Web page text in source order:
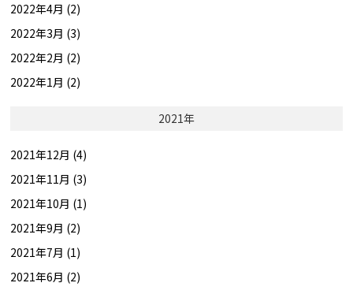
2022年4月 (2)
2022年3月 (3)
2022年2月 (2)
2022年1月 (2)
2021年
2021年12月 (4)
2021年11月 (3)
2021年10月 (1)
2021年9月 (2)
2021年7月 (1)
2021年6月 (2)